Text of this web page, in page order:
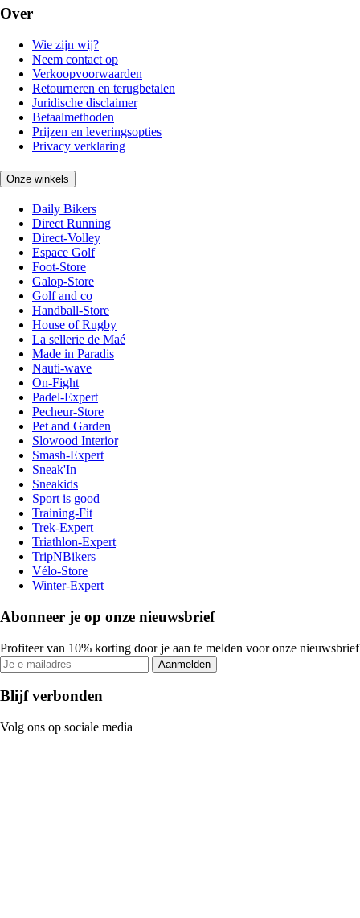
Over
Wie zijn wij?
Neem contact op
Verkoopvoorwaarden
Retourneren en terugbetalen
Juridische disclaimer
Betaalmethoden
Prijzen en leveringsopties
Privacy verklaring
Onze winkels
Daily Bikers
Direct Running
Direct-Volley
Espace Golf
Foot-Store
Galop-Store
Golf and co
Handball-Store
House of Rugby
La sellerie de Maé
Made in Paradis
Nauti-wave
On-Fight
Padel-Expert
Pecheur-Store
Pet and Garden
Slowood Interior
Smash-Expert
Sneak'In
Sneakids
Sport is good
Training-Fit
Trek-Expert
Triathlon-Expert
TripNBikers
Vélo-Store
Winter-Expert
Abonneer je op onze nieuwsbrief
Profiteer van 10% korting door je aan te melden voor onze nieuwsbrief
Aanmelden
Blijf verbonden
Volg ons op sociale media